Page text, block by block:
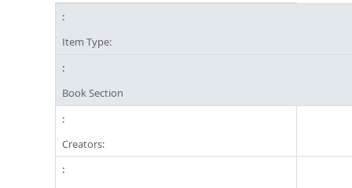
Item Type:
Book Section
Creators: